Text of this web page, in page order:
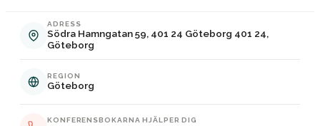
ADRESS
Södra Hamngatan 59, 401 24 Göteborg 401 24,
Göteborg
REGION
Göteborg
KONFERENSBOKARNA HJÄLPER DIG